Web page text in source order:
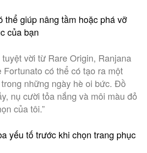
thể giúp nâng tầm hoặc phá vỡ
của bạn
tuyệt vời từ Rare Origin, Ranjana
Fortunato có thể có tạo ra một
những ngày hè oi bức. Đồ
nụ cười tỏa nắng và môi màu đỏ
của tôi.”
yếu tố trước khi chọn trang phục